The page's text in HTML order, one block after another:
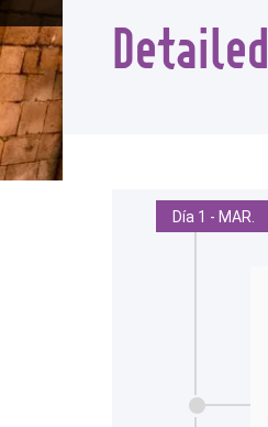
Detailed
Día 1 - MAR.